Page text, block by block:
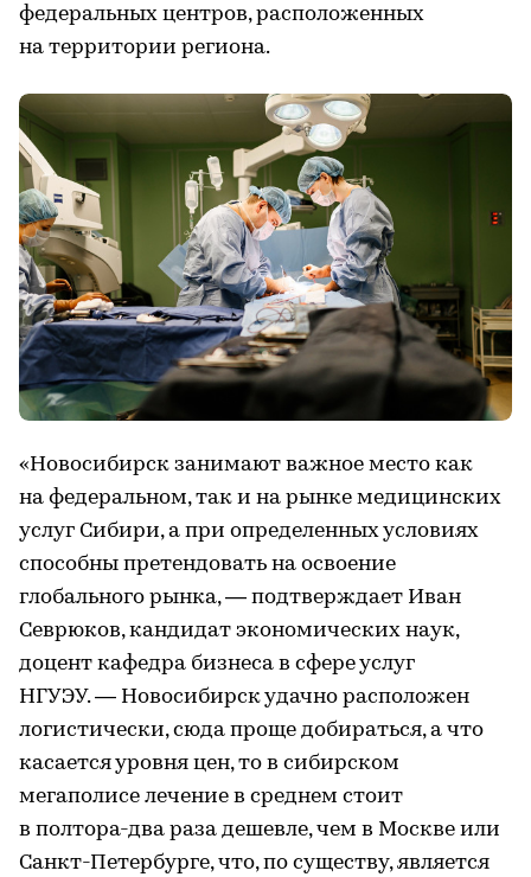
федеральных центров, расположенных
на территории региона.
«Новосибирск занимают важное место как
на федеральном, так и на рынке медицинских
услуг Сибири, а при определенных условиях
способны претендовать на освоение
глобального рынка, — подтверждает Иван
Севрюков, кандидат экономических наук,
доцент кафедра бизнеса в сфере услуг
НГУЭУ. — Новосибирск удачно расположен
логистически, сюда проще добираться, а что
касается уровня цен, то в сибирском
мегаполисе лечение в среднем стоит
в полтора-два раза дешевле, чем в Москве или
Санкт-Петербурге, что, по существу, является